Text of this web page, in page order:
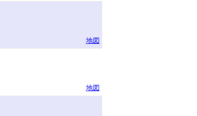
地図
地図